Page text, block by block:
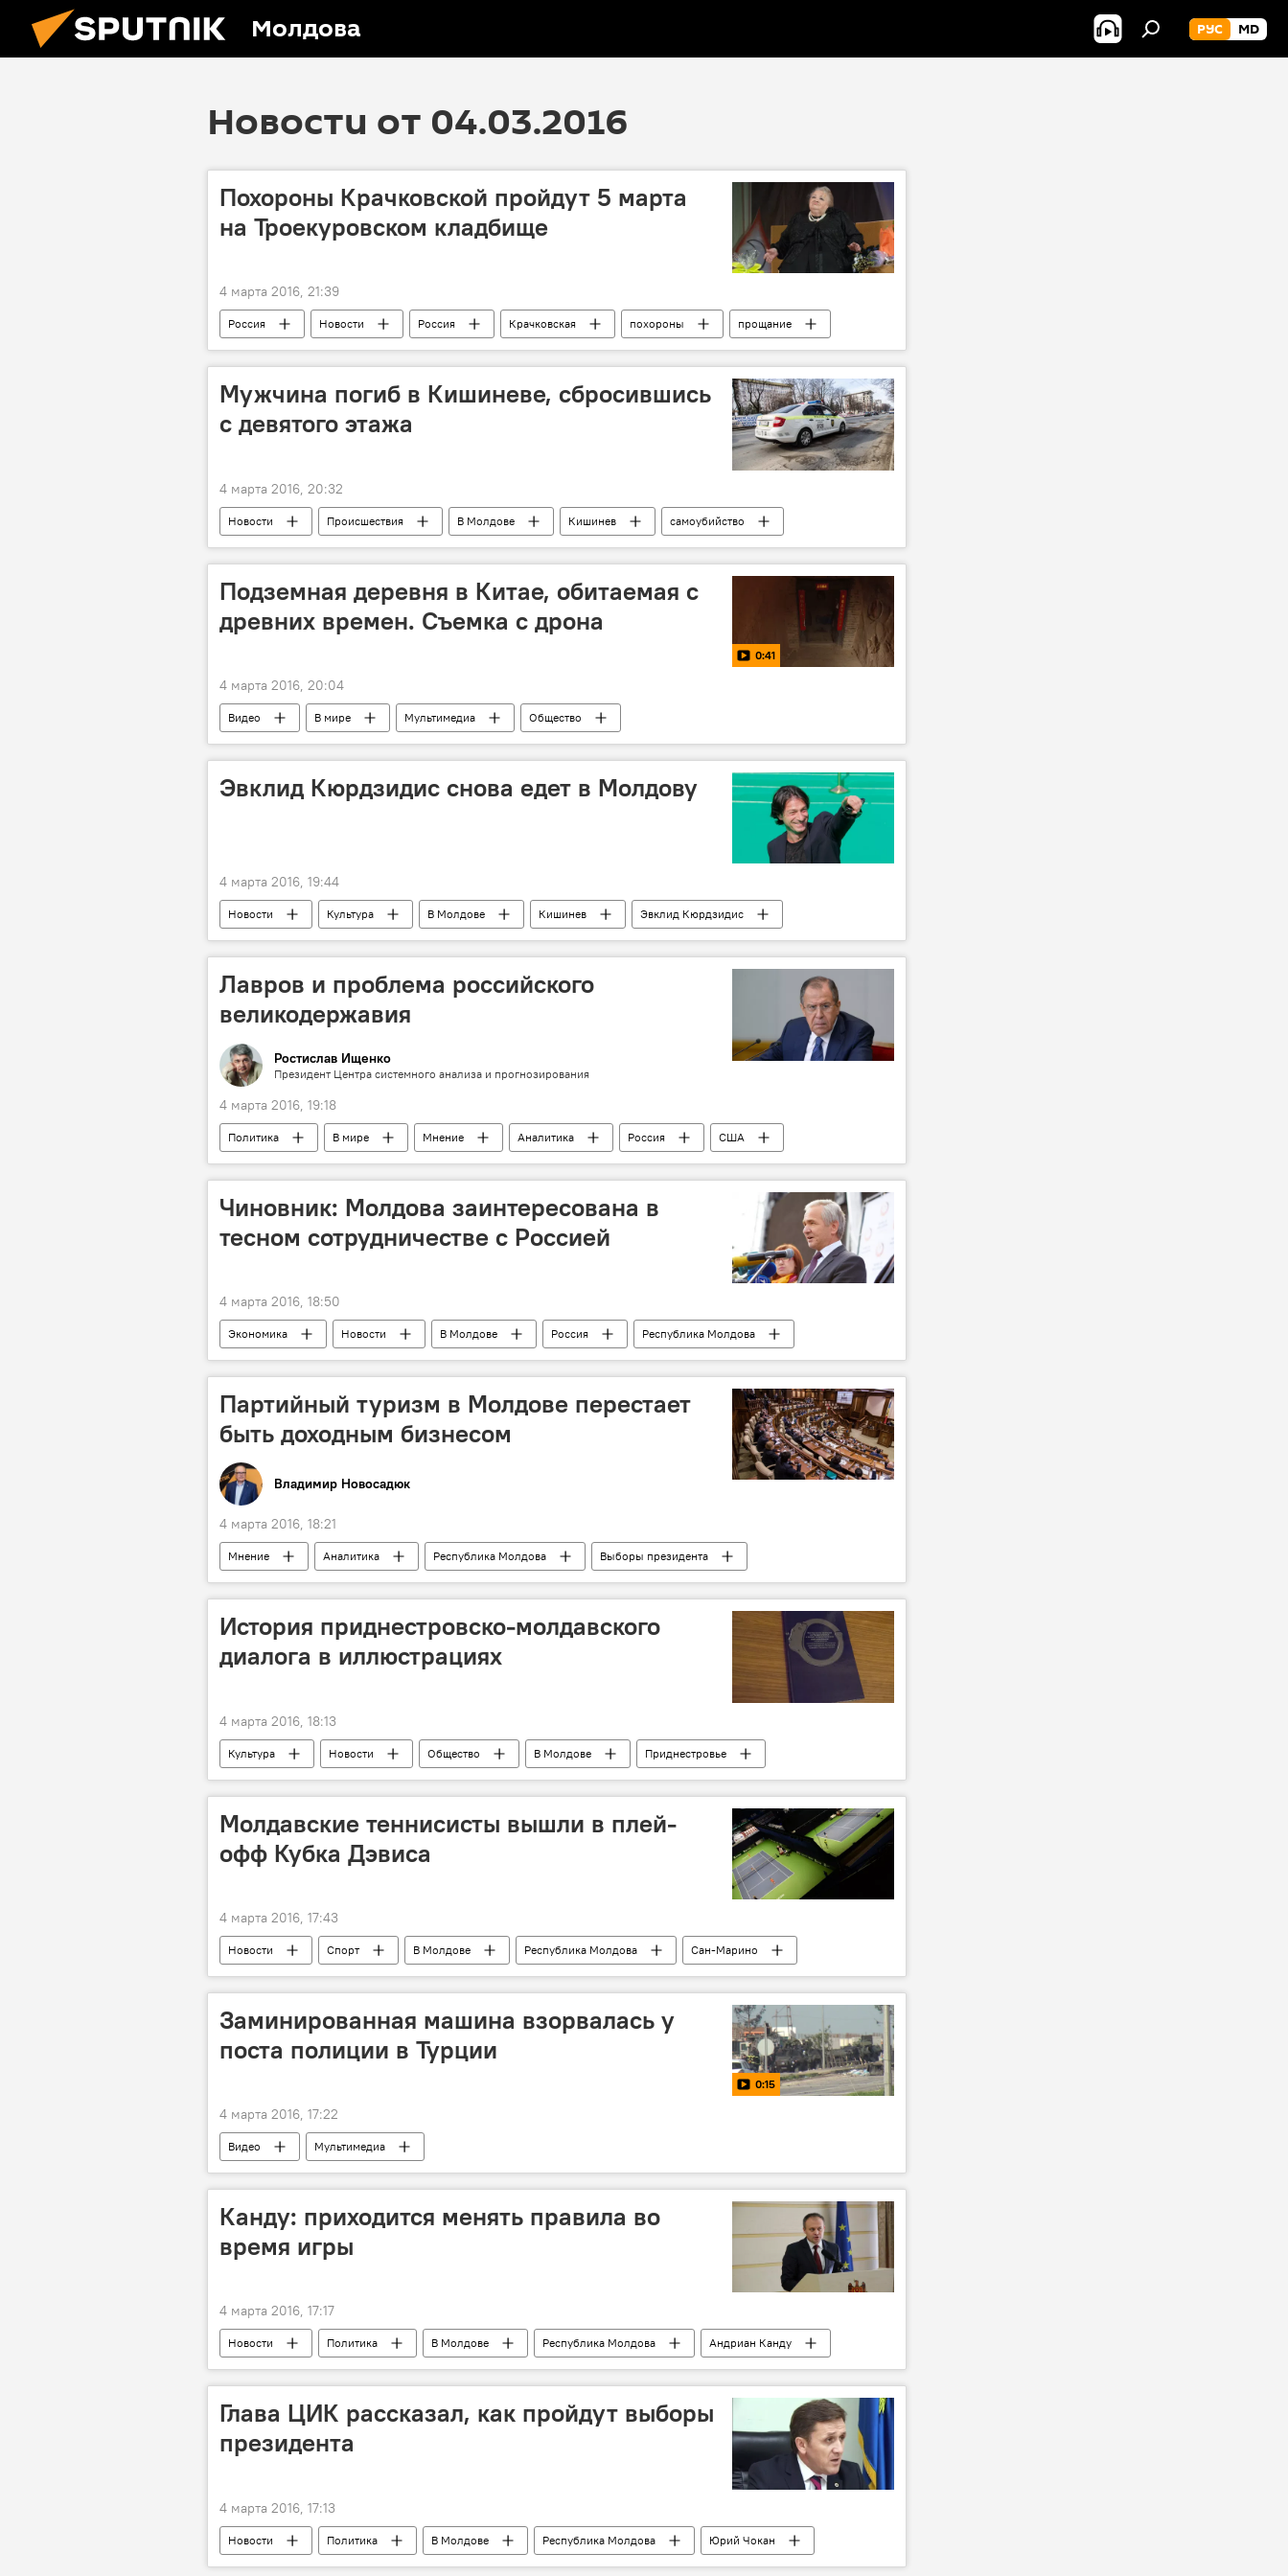
Молдова РУС MD
Новости от 04.03.2016
Похороны Крачковской пройдут 5 марта
на Троекуровском кладбище
4 марта 2016, 21:39
Россия Новости Россия Крачковская похороны прощание
Мужчина погиб в Кишиневе, сбросившись
с девятого этажа
4 марта 2016, 20:32
Новости Происшествия В Молдове Кишинев самоубийство
Подземная деревня в Китае, обитаемая с
древних времен. Съемка с дрона
0:41
4 марта 2016, 20:04
Видео В мире Мультимедиа Общество
Эвклид Кюрдзидис снова едет в Молдову
4 марта 2016, 19:44
Новости Культура В Молдове Кишинев
Эвклид Кюрдзидис
8 Марта
встреча театр кино
Лавров и проблема российского
великодержавия
Ростислав Ищенко
Президент Центра системного анализа и прогнозирования
4 марта 2016, 19:18
Политика В мире Мнение Аналитика Россия
США
Запад
кризис журнал статья
российская дипломатия
Чиновник: Молдова заинтересована в
тесном сотрудничестве с Россией
4 марта 2016, 18:50
Экономика Новости В Молдове Россия
Республика Молдова
запрет
продукция фальсификация
Партийный туризм в Молдове перестает
быть доходным бизнесом
Владимир Новосадюк
4 марта 2016, 18:21
Мнение Аналитика Республика Молдова Выборы президента
История приднестровско-молдавского
диалога в иллюстрациях
4 марта 2016, 18:13
Культура Новости Общество В Молдове
Приднестровье
Республика Молдова
МИД Приднестровья книга
ретроспектива
Молдавские теннисисты вышли в плей-
офф Кубка Дэвиса
4 марта 2016, 17:43
Новости Спорт В Молдове Республика Молдова
Сан-Марино
Мальта
Раду Албот Андрей Чумак Андрей Шолтояну
Кубок Дэвиса
Заминированная машина взорвалась у
поста полиции в Турции
0:15
4 марта 2016, 17:22
Видео Мультимедиа
Канду: приходится менять правила во
время игры
4 марта 2016, 17:17
Новости Политика В Молдове Республика Молдова
Андриан Канду
Выборы президента
Конституционный суд
Глава ЦИК рассказал, как пройдут выборы
президента
4 марта 2016, 17:13
Новости Политика В Молдове Республика Молдова
Юрий Чокан
ЦИК
избирательные участки Кодекс о выборах
законодательство